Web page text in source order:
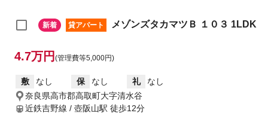
新着 貸アパート メゾンズタカマツＢ １０３ 1LDK
4.7万円 (管理費等5,000円)
敷 なし 保 なし 礼
なし
奈良県高市郡高取町大字清水谷
近鉄吉野線 / 壺阪山駅 徒歩12分